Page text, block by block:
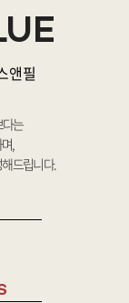
앤필
다는
,
드립니다.